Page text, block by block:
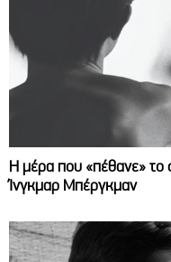
Η μέρα που «πέθανε» το
Ίνγκμαρ Μπέργκμαν